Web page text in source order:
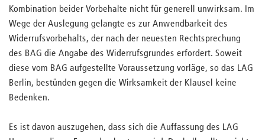
Kombination beider Vorbehalte nicht für generell unwirksam. Im
Wege der Auslegung gelangte es zur Anwendbarkeit des
Widerrufsvorbehalts, der nach der neuesten Rechtsprechung
des BAG die Angabe des Widerrufsgrundes erfordert. Soweit
diese vom BAG aufgestellte Voraussetzung vorläge, so das LAG
Berlin, bestünden gegen die Wirksamkeit der Klausel keine
Bedenken.
Es ist davon auszugehen, dass sich die Auffassung des LAG